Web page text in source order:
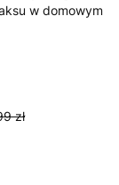
w domowym
zł